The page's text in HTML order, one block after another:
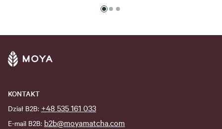
KONTAKT
Dział B2B: +48 535 161 033
E-mail B2B: b2b@moyamatcha.com